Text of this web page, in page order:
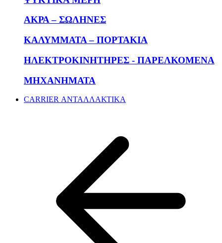
ΑΚΡΑ – ΣΩΛΗΝΕΣ
ΚΑΛΥΜΜΑΤΑ – ΠΟΡΤΑΚΙΑ
ΗΛΕΚΤΡΟΚΙΝΗΤΗΡΕΣ - ΠΑΡΕΛΚΟΜΕΝΑ
ΜΗΧΑΝΗΜΑΤΑ
CARRIER ΑΝΤΑΛΛΑΚΤΙΚΑ